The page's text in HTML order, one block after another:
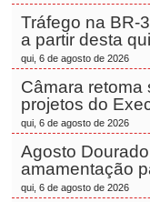
Tráfego na BR-
a partir desta
qui, 6 de agosto de 2026
Câmara retoma
projetos do
qui, 6 de agosto de 2026
Agosto
amamentação
qui, 6 de agosto de 2026